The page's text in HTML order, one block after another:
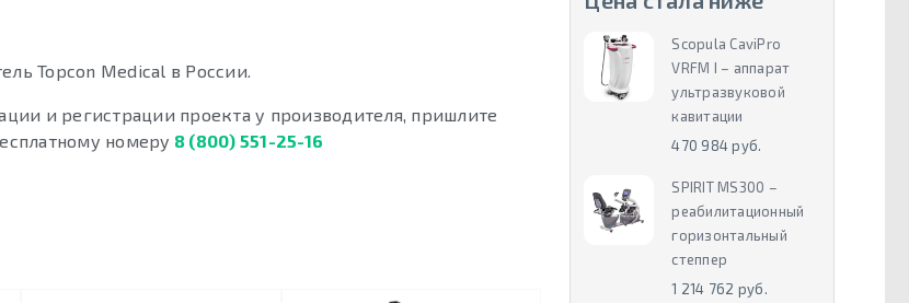
Topcon Medical в России.
и регистрации проекта у производителя, пришлите
номеру 8 (800) 551-25-16
Scopula CaviPro
VRFM I – аппарат
ультразвуковой
кавитации
470 984 руб.
SPIRIT MS300 –
реабилитационный
горизонтальный
степпер
1 214 762 руб.